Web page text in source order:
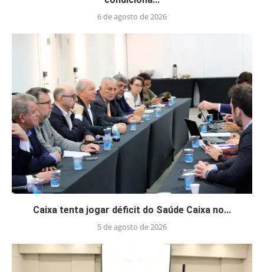
6 de agosto de 2026
Caixa tenta jogar déficit do Saúde Caixa no...
5 de agosto de 2026